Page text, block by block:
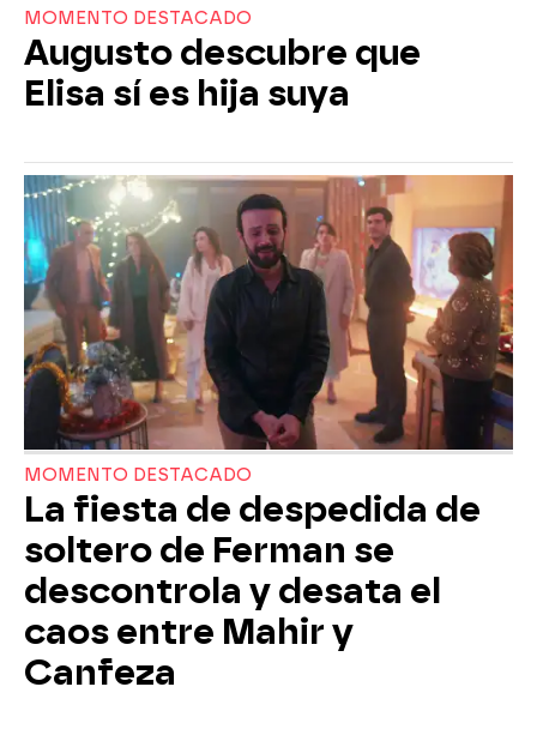
MOMENTO DESTACADO
Augusto descubre que
Elisa sí es hija suya
MOMENTO DESTACADO
La fiesta de despedida de
soltero de Ferman se
descontrola y desata el
caos entre Mahir y
Canfeza